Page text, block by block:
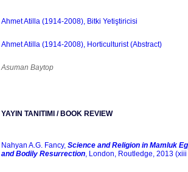
Ahmet Atilla (1914-2008), Bitki Yetiştiricisi
Ahmet Atilla (1914-2008), Horticulturist (Abstract)
Asuman Baytop
YAYIN TANITIMI / BOOK REVIEW
Nahyan A.G. Fancy, Science and Religion in Mamluk
and Bodily Resurrection, London, Routledge, 2013 (xiii